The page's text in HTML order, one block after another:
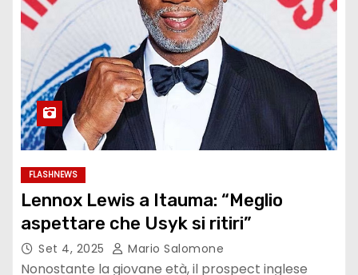
FLASHNEWS
Lennox Lewis a Itauma: “Meglio
aspettare che Usyk si ritiri”
Set 4, 2025 Mario Salomone
Nonostante la giovane età, il prospect inglese